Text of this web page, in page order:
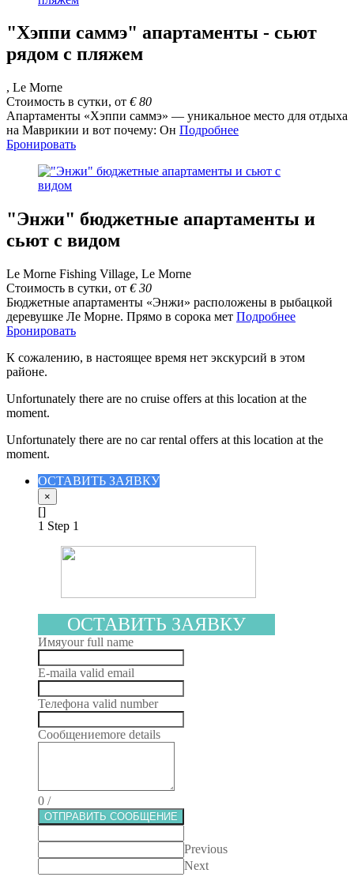
"Хэппи саммэ" апартаменты - сьют
рядом с пляжем
, Le Morne
Стоимость в сутки, от € 80
Апартаменты «Хэппи саммэ» — уникальное место для отдыха
на Маврикии и вот почему: Он Подробнее
Бронировать
"Энжи" бюджетные апартаменты и
сьют с видом
Le Morne Fishing Village, Le Morne
Стоимость в сутки, от € 30
Бюджетные апартаменты «Энжи» расположены в рыбацкой
деревушке Ле Морне. Прямо в сорока мет Подробнее
Бронировать
К сожалению, в настоящее время нет экскурсий в этом
районе.
Unfortunately there are no cruise offers at this location at the
moment.
Unfortunately there are no car rental offers at this location at the
moment.
ОСТАВИТЬ ЗАЯВКУ
×
[]
1 Step 1
ОСТАВИТЬ ЗАЯВКУ
Имяyour full name
E-maila valid email
Телефонa valid number
Сообщениеmore details
0 /
ОТПРАВИТЬ СООБЩЕНИЕ
Previous
Next